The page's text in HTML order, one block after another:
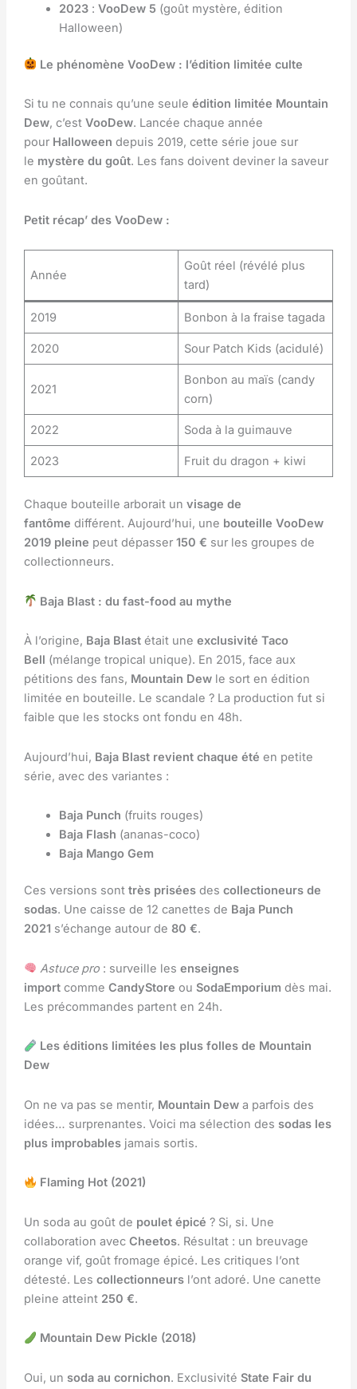
2023: VooDew 5 (goût mystère, édition
Halloween)
Le phénomène VooDew : l’édition limitée culte
Si tu ne connais qu’une seule édition limitée Mountain
Dew, c’est VooDew. Lancée chaque année
pour Halloween depuis 2019, cette série joue sur
le mystère du goût. Les fans doivent deviner la saveur
en goûtant.
Petit récap’ des VooDew :
Année
Goût réel (révélé plus
tard)
2019 Bonbon à la fraise tagada
2020 Sour Patch Kids (acidulé)
2021
Bonbon au maïs (candy
corn)
2022 Soda à la guimauve
2023 Fruit du dragon + kiwi
Chaque bouteille arborait un visage de
fantôme différent. Aujourd’hui, une bouteille VooDew
2019 pleine peut dépasser 150 € sur les groupes de
collectionneurs.
Baja Blast : du fast-food au mythe
À l’origine, Baja Blastétait une exclusivité Taco
Bell (mélange tropical unique). En 2015, face aux
pétitions des fans, Mountain Dewle sort en édition
limitée en bouteille. Le scandale ? La production fut si
faible que les stocks ont fondu en 48h.
Aujourd’hui, Baja Blast revient chaque été en petite
série, avec des variantes :
Baja Punch (fruits rouges)
Baja Flash (ananas-coco)
Baja Mango Gem
Ces versions sont très priséesdes collectioneurs de
sodas. Une caisse de 12 canettes de Baja Punch
2021 s’échange autour de 80 €.
Astuce pro : surveille lesenseignes
importcomme CandyStore ou SodaEmporium dès mai.
Les précommandes partent en 24h.
Les éditions limitées les plus folles de Mountain
Dew
On ne va pas se mentir, Mountain Dewa parfois des
idées… surprenantes. Voici ma sélection des sodas les
plus improbablesjamais sortis.
Flaming Hot (2021)
Un soda au goût de poulet épicé ? Si, si. Une
collaboration avec Cheetos. Résultat : un breuvage
orange vif, goût fromage épicé. Les critiques l’ont
détesté. Les collectionneursl’ont adoré. Une canette
pleine atteint 250 €.
Mountain Dew Pickle (2018)
Oui, un soda au cornichon. Exclusivité State Fair du